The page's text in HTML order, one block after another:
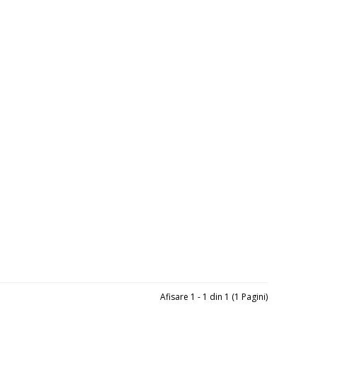
Afisare 1 - 1 din 1 (1 Pagini)